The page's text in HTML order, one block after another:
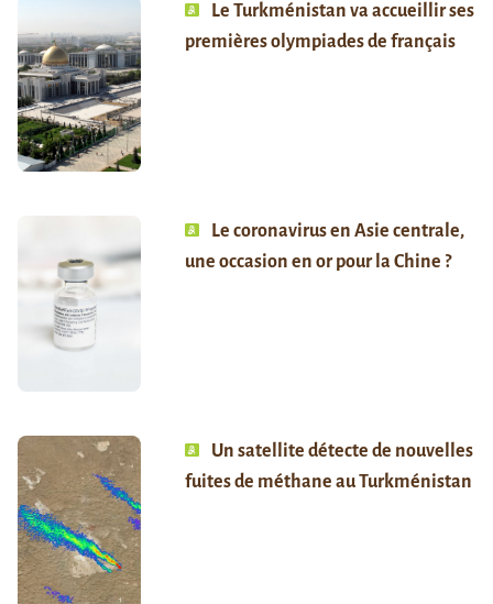
Le Turkménistan va accueillir ses
premières olympiades de français
Le coronavirus en Asie centrale,
une occasion en or pour la Chine ?
Un satellite détecte de nouvelles
fuites de méthane au Turkménistan